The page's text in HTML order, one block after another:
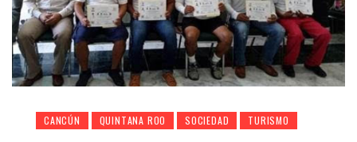
CANCÚN QUINTANA ROO SOCIEDAD TURISMO